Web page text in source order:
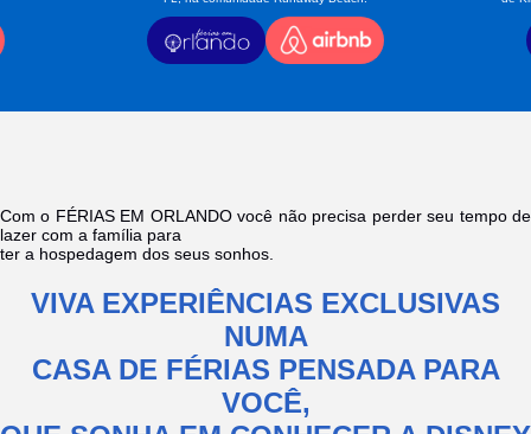
Com o FÉRIAS EM ORLANDO você não precisa perder seu tempo de
lazer com a família para
ter a hospedagem dos seus sonhos.
VIVA EXPERIÊNCIAS EXCLUSIVAS
NUMA
CASA DE FÉRIAS PENSADA PARA
VOCÊ,